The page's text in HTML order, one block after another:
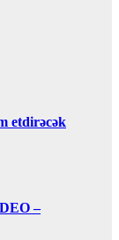
etdirəcək
–